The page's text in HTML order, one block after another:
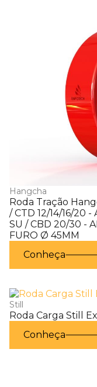
Hangcha
Roda Tração
/ CTD 12/14/16/20 -
SU / CBD 20/30 -
FURO Ø 45MM
Conheça
Still
Roda Carga Still
Conheça